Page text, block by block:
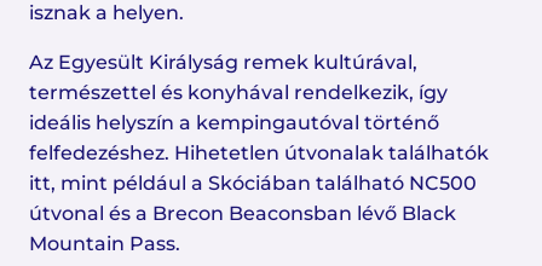
isznak a helyen.
Az Egyesült Királyság remek kultúrával,
természettel és konyhával rendelkezik, így
ideális helyszín a kempingautóval történő
felfedezéshez. Hihetetlen útvonalak találhatók
itt, mint például a Skóciában található NC500
útvonal és a Brecon Beaconsban lévő Black
Mountain Pass.